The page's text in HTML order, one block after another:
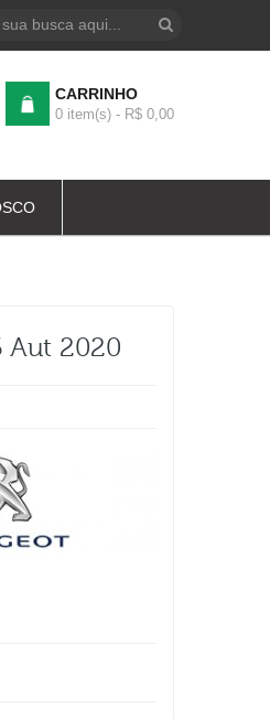
CARRINHO
0 item(s) - R$ 0,00
Aut 2020